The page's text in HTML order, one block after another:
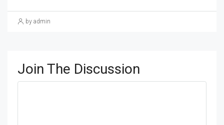
by admin
Join The Discussion